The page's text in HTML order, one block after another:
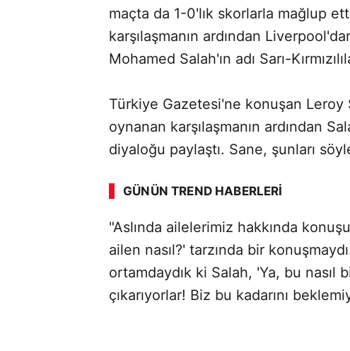
maçta da 1-0'lık skorlarla mağlup
karşılaşmanın ardından
Mohamed Salah'ın adı Sarı-
Türkiye Gazetesi'ne konuşan
oynanan karşılaşmanın ardından
diyaloğu paylaştı. Sane, şunları
GÜNÜN TREND HABERLERI
"Aslında ailelerimiz hakkında
ailen nasıl?' tarzında bir
ortamdaydık ki Salah, 'Ya, bu nasıl
çıkarıyorlar! Biz bu kadarını